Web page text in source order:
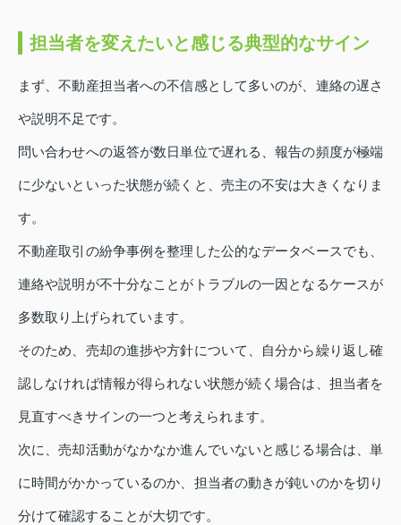
担当者を変えたいと感じる典型的なサイン
まず、不動産担当者への不信感として多いのが、連絡の遅さ
や説明不足です。
問い合わせへの返答が数日単位で遅れる、報告の頻度が極端
に少ないといった状態が続くと、売主の不安は大きくなりま
す。
不動産取引の紛争事例を整理した公的なデータベースでも、
連絡や説明が不十分なことがトラブルの一因となるケースが
多数取り上げられています。
そのため、売却の進捗や方針について、自分から繰り返し確
認しなければ情報が得られない状態が続く場合は、担当者を
見直すべきサインの一つと考えられます。
次に、売却活動がなかなか進んでいないと感じる場合は、単
に時間がかかっているのか、担当者の動きが鈍いのかを切り
分けて確認することが大切です。